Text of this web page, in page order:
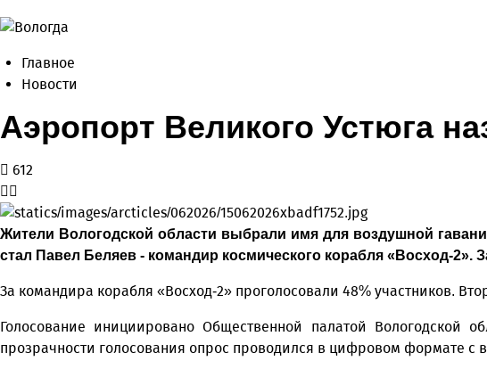
Главное
Новости
Аэропорт Великого Устюга
612
Жители Вологодской области выбрали имя для воздушной
стал Павел Беляев - командир космического корабля «Восход-2».
За командира корабля «Восход-2» проголосовали 48% участников.
Голосование инициировано Общественной палатой Вологодской
прозрачности голосования опрос проводился в цифровом формате с